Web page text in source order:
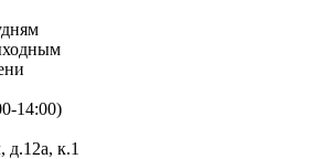
14:00)
к.1